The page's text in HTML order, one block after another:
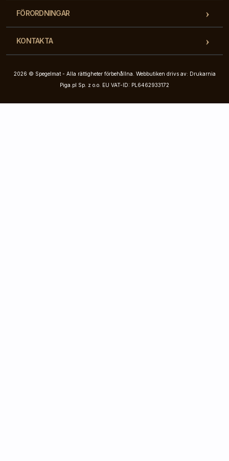
FÖRORDNINGAR
KONTAKTA
2026 © Spegelmat - Alla rättigheter förbehållna. Webbutiken drivs av: Drukarnia
Piga.pl Sp. z o.o. EU VAT-ID: PL6462933172